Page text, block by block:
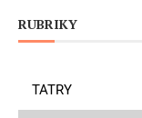
RUBRIKY
TATRY